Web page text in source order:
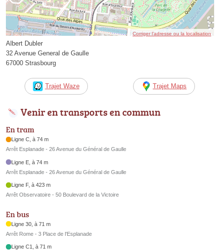
Corriger l’adresse ou la localisation
Albert Dubler
32 Avenue General de Gaulle
67000 Strasbourg
Trajet Waze Trajet Maps
Venir en transports en commun
En tram
Ligne C, à 74 m
Arrêt Esplanade - 26 Avenue du Général de Gaulle
Ligne E, à 74 m
Arrêt Esplanade - 26 Avenue du Général de Gaulle
Ligne F, à 423 m
Arrêt Observatoire - 50 Boulevard de la Victoire
En bus
Ligne 30, à 71 m
Arrêt Rome - 3 Place de l'Esplanade
Ligne C1, à 71 m